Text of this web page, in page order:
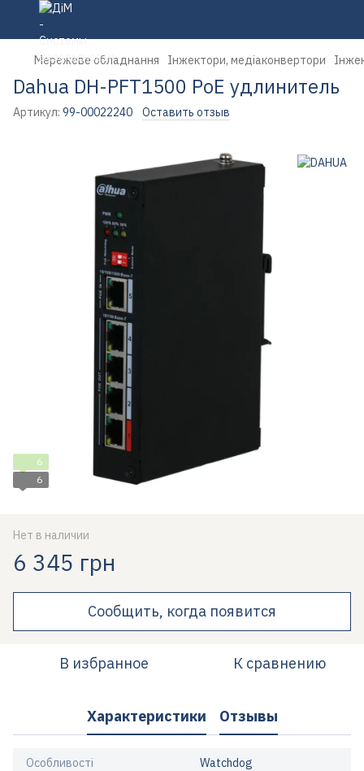
Мережеве обладнання Інжектори, медіаконвертори
Dahua DH-PFT1500 PoE удлинитель
Артикул: 99-00022240 Оставить отзыв
6
6
Нет в наличии
6 345 грн
Сообщить, когда появится
В избранное К сравнению
Характеристики Отзывы
Особливості Watchdog